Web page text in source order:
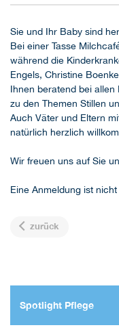
Sie und Ihr Baby sind
Bei einer Tasse
während die
Engels, Christine
Ihnen beratend bei
zu den Themen Stillen
Auch Väter und Eltern
natürlich herzlich
Wir freuen uns auf Sie
Eine Anmeldung ist
zurück
Spotlight Pflege